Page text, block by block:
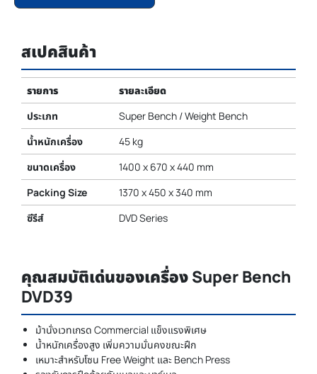
สเปคสินค้า
รายการ
รายละเอียด
ประเภท
Super Bench / Weight Bench
น้ำหนักเครื่อง
45 kg
ขนาดเครื่อง
1400 x 670 x 440 mm
Packing Size
1370 x 450 x 340 mm
ซีรีส์
DVD Series
คุณสมบัติเด่นของเครื่อง Super Bench
DVD39
ม้านั่งเวทเกรด Commercial แข็งแรงพิเศษ
น้ำหนักเครื่องสูง เพิ่มความมั่นคงขณะฝึก
เหมาะสำหรับโซน Free Weight และ Bench Press